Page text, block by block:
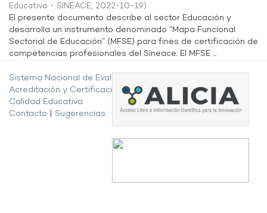
Educativa - SINEACE, 2022-10-19)
El presente documento describe al sector Educación y
desarrolla un instrumento denominado “Mapa Funcional
Sectorial de Educación” (MFSE) para fines de certificación de
competencias profesionales del Sineace. El MFSE ...
Sistema Nacional de Evaluación,
Acreditación y Certificación de la
Calidad Educativa
Contacto
Sugerencias